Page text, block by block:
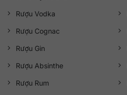
Rượu Vodka
Rượu Cognac
Rượu Gin
Rượu Absinthe
Rượu Rum